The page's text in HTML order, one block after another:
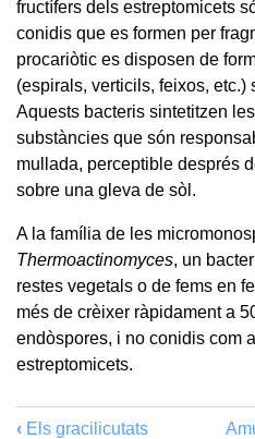
fructífers dels estreptomicets
conidis que es formen per
procariòtic es disposen de
(espirals, verticils, feixos, etc.)
Aquests bacteris sintetitzen les
substàncies que són
mullada, perceptible després
sobre una gleva de sòl.
A la família de les
Thermoactinomyces, un
restes vegetals o de fems en
més de crèixer ràpidament a
endòspores, i no conidis com
estreptomicets.
‹ Els gracilicutats